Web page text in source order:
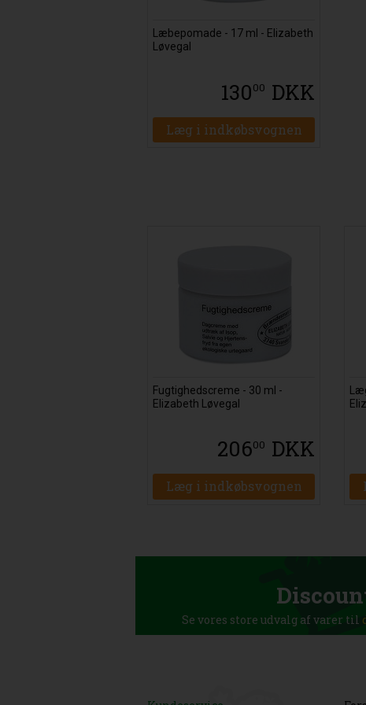
Læbepomade - 17 ml - Elizabeth
Løvegal
13000 DKK
Læg i indkøbsvognen
Fugtighedscreme - 30 ml -
Elizabeth Løvegal
20600 DKK
Læg i indkøbsvognen
Se vores store udvalg af varer til